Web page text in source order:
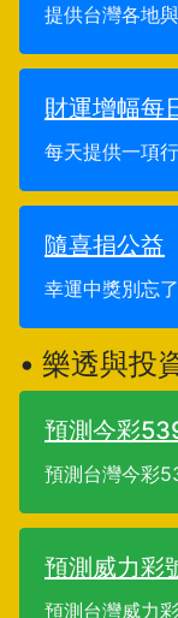
提供台灣各地
財運增幅每
每天提供一項
隨喜捐公益
幸運中獎別忘
• 樂透與投
預測今彩
預測台灣今彩
預測威力彩
預測台灣威力